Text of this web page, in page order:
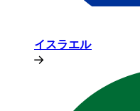
イスラエル​​